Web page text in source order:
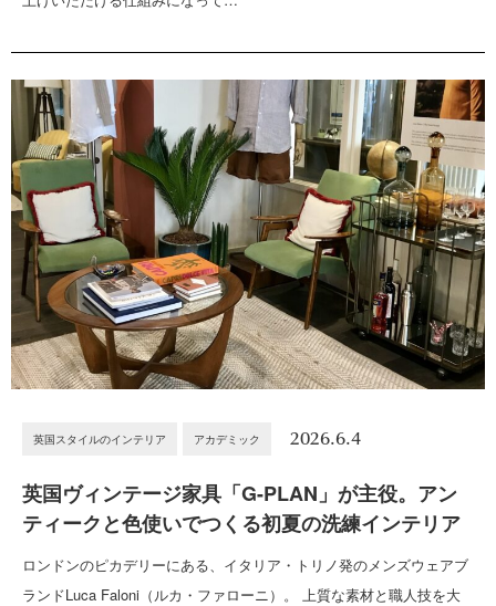
英国スタイルのインテリア アカデミック 2026.6.4
英国ヴィンテージ家具「G-PLAN」が主役。アン
ティークと色使いでつくる初夏の洗練インテリア
ロンドンのピカデリーにある、イタリア・トリノ発のメンズウェアブ
ランドLuca Faloni（ルカ・ファローニ）。 上質な素材と職人技を大